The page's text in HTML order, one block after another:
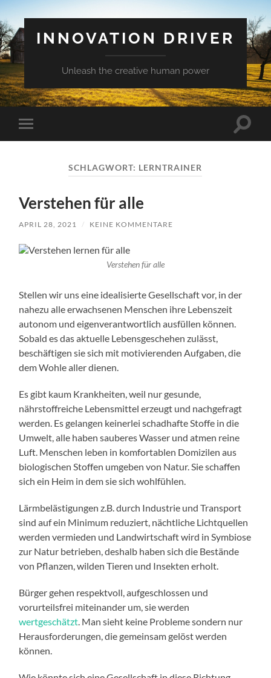
INNOVATION DRIVER
Unleash the creative human power
Mobile-
Menü
SCHLAGWORT: LERNTRAINER
Verstehen für alle
APRIL 28, 2021 / KEINE KOMMENTARE
Verstehen für alle
Stellen wir uns eine idealisierte Gesellschaft vor, in der
nahezu alle erwachsenen Menschen ihre Lebenszeit
autonom und eigenverantwortlich ausfüllen können.
Sobald es das aktuelle Lebensgeschehen zulässt,
beschäftigen sie sich mit motivierenden Aufgaben, die
dem Wohle aller dienen.
Es gibt kaum Krankheiten, weil nur gesunde,
nährstoffreiche Lebensmittel erzeugt und nachgefragt
werden. Es gelangen keinerlei schadhafte Stoffe in die
Umwelt, alle haben sauberes Wasser und atmen reine
Luft. Menschen leben in komfortablen Domizilen aus
biologischen Stoffen umgeben von Natur. Sie schaffen
sich ein Heim in dem sie sich wohlfühlen.
Lärmbelästigungen z.B. durch Industrie und Transport
sind auf ein Minimum reduziert, nächtliche Lichtquellen
werden vermieden und Landwirtschaft wird in Symbiose
zur Natur betrieben, deshalb haben sich die Bestände
von Pflanzen, wilden Tieren und Insekten erholt.
Bürger gehen respektvoll, aufgeschlossen und
vorurteilsfrei miteinander um, sie werden
wertgeschätzt. Man sieht keine Probleme sondern nur
Herausforderungen, die gemeinsam gelöst werden
können.